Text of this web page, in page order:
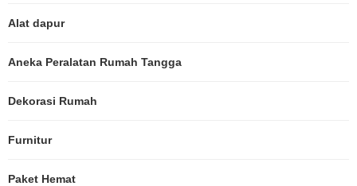
Alat dapur
Aneka Peralatan Rumah Tangga
Dekorasi Rumah
Furnitur
Paket Hemat